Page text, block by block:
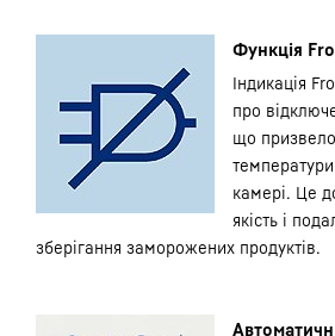
Функція
Індикація
про
що
камері. Це
якість і
зберігання заморожених продуктів.